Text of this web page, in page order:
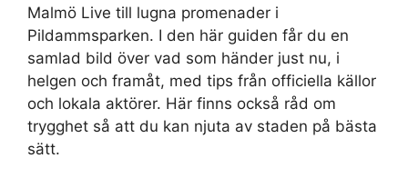
Malmö Live till lugna promenader i
Pildammsparken. I den här guiden får du en
samlad bild över vad som händer just nu, i
helgen och framåt, med tips från officiella källor
och lokala aktörer. Här finns också råd om
trygghet så att du kan njuta av staden på bästa
sätt.